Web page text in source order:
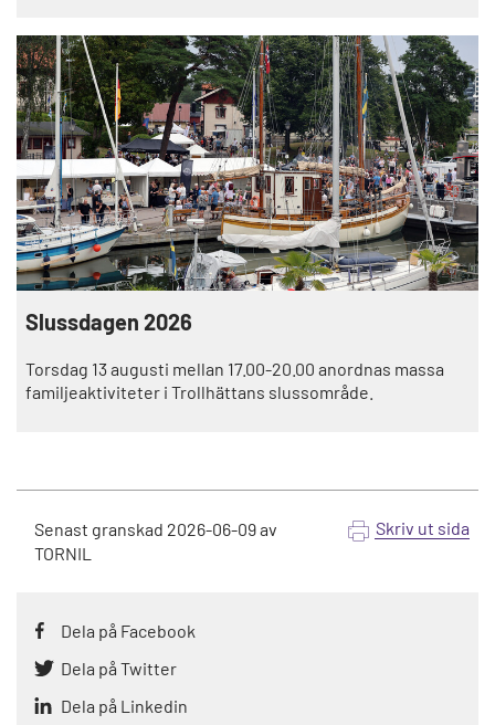
Slussdagen 2026
Torsdag 13 augusti mellan 17.00-20.00 anordnas massa
familjeaktiviteter i Trollhättans slussområde.
Senast granskad 2026-06-09av
TORNIL
Skriv ut sida
Dela på Facebook
Dela på Twitter
Dela på Linkedin